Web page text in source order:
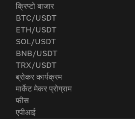
क्रिप्टो बाजार
BTC/USDT
ETH/USDT
SOL/USDT
BNB/USDT
TRX/USDT
ब्रोकर कार्यक्रम
मार्केट मेकर प्रोग्राम
फीस
एपीआई